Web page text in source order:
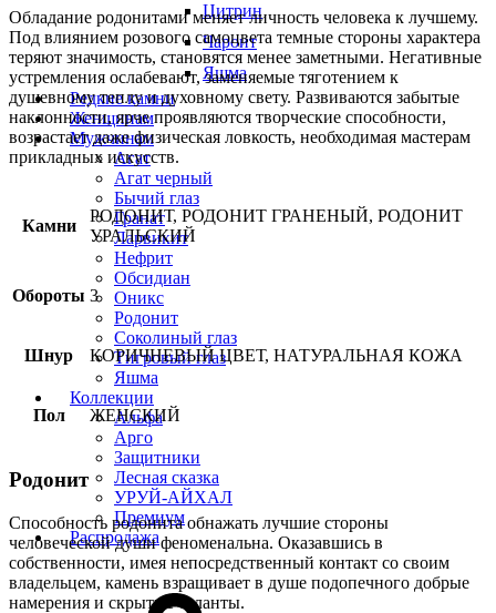
Цитрин
Чароит
Яшма
Редкие камни
Женщинам
Мужчинам
Агат
Агат черный
Бычий глаз
Гранат
Ларвикит
Нефрит
Обсидиан
Оникс
Родонит
Соколиный глаз
Тигровый глаз
Яшма
Коллекции
Альфа
Арго
Защитники
Лесная сказка
УРУЙ-АЙХАЛ
Премиум
Распродажа
Обладание родонитами меняет личность человека к лучшему.
Под влиянием розового самоцвета темные стороны характера
теряют значимость, становятся менее заметными. Негативные
устремления ослабевают, заменяемые тяготением к
душевному теплу и духовному свету. Развиваются забытые
наклонности, ярче проявляются творческие способности,
возрастает даже физическая ловкость, необходимая мастерам
прикладных искусств.
Камни
РОДОНИТ, РОДОНИТ ГРАНЕНЫЙ, РОДОНИТ
УРАЛЬСКИЙ
Обороты 3
Шнур КОРИЧНЕВЫЙ ЦВЕТ, НАТУРАЛЬНАЯ КОЖА
Пол ЖЕНСКИЙ
Родонит
Способность родонита обнажать лучшие стороны
человеческой души феноменальна. Оказавшись в
собственности, имея непосредственный контакт со своим
владельцем, камень взращивает в душе подопечного добрые
намерения и скрытые таланты.